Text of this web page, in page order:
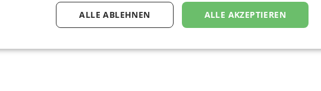
ALLE AKZEPTIEREN
ALLE ABLEHNEN